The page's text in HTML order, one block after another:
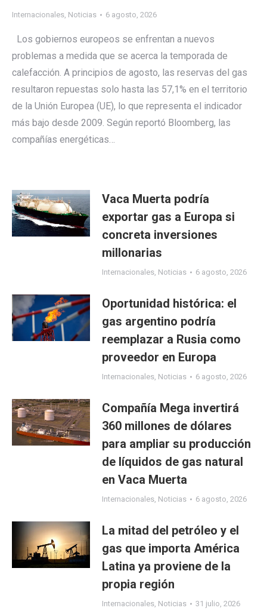
Internacionales, Noticias 6 agosto, 2026
Los gobiernos europeos se enfrentan a nuevos
problemas a medida que se acerca la temporada de
calefacción. A principios de agosto, las reservas del gas
resultaron repuestas solo hasta las 57,1% en el territorio
de la Unión Europea (UE), lo que representa el indicador
más bajo desde 2009. Según reportó Bloomberg, las
compañías energéticas…
Vaca Muerta podría
exportar gas a Europa si
concreta inversiones
millonarias
Internacionales, Noticias 6 agosto, 2026
Oportunidad histórica: el
gas argentino podría
reemplazar a Rusia como
proveedor en Europa
Internacionales, Noticias 6 agosto, 2026
Compañía Mega invertirá
360 millones de dólares
para ampliar su producción
de líquidos de gas natural
en Vaca Muerta
Internacionales, Noticias 6 agosto, 2026
La mitad del petróleo y el
gas que importa América
Latina ya proviene de la
propia región
Internacionales, Noticias 31 julio, 2026